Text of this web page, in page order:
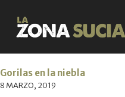
Gorilas en la niebla
8 MARZO, 2019